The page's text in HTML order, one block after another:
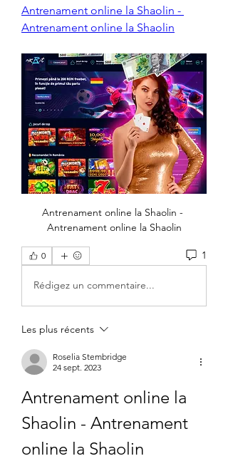
Antrenament online la Shaolin -
Antrenament online la Shaolin
Antrenament online la Shaolin -
Antrenament online la Shaolin
0 1
Rédigez un commentaire...
Les plus récents
Roselia Stembridge
24 sept. 2023
Antrenament online la
Shaolin - Antrenament
online la Shaolin